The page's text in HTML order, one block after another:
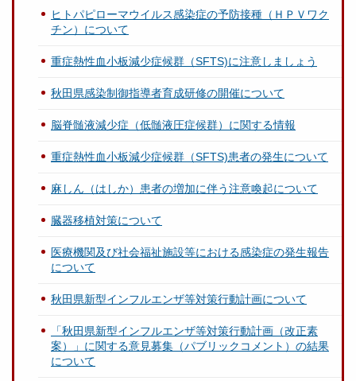
ヒトパピローマウイルス感染症の予防接種（ＨＰＶワク
チン）について
重症熱性血小板減少症候群（SFTS)に注意しましょう
秋田県感染制御指導者育成研修の開催について
脳脊髄液減少症（低髄液圧症候群）に関する情報
重症熱性血小板減少症候群（SFTS)患者の発生について
麻しん（はしか）患者の増加に伴う注意喚起について
臓器移植対策について
医療機関及び社会福祉施設等における感染症の発生報告
について
秋田県新型インフルエンザ等対策行動計画について
「秋田県新型インフルエンザ等対策行動計画（改正素
案）」に関する意見募集（パブリックコメント）の結果
について